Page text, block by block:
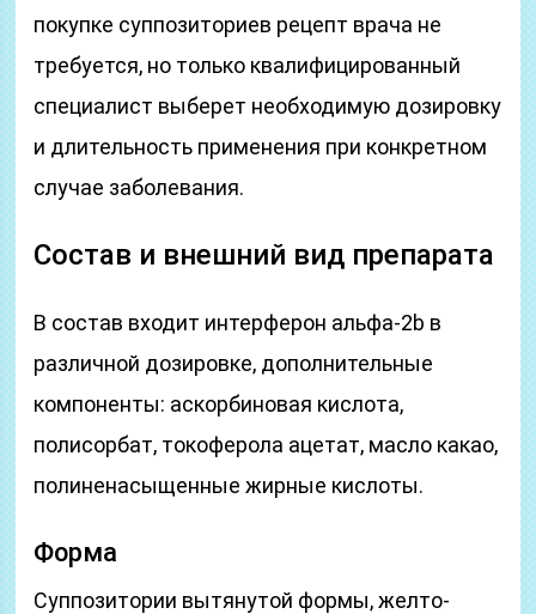
покупке суппозиториев рецепт врача не
требуется, но только квалифицированный
специалист выберет необходимую дозировку
и длительность применения при конкретном
случае заболевания.
Состав и внешний вид препарата
В состав входит интерферон альфа-2b в
различной дозировке, дополнительные
компоненты: аскорбиновая кислота,
полисорбат, токоферола ацетат, масло какао,
полиненасыщенные жирные кислоты.
Форма
Суппозитории вытянутой формы, желто-